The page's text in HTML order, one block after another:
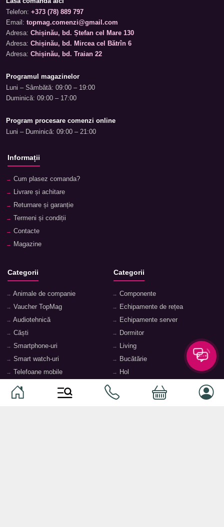
Telefon: +373 (78) 889 797
Email: topmag.comenzi@gmail.com
Adresa: Chișinău, bd. Ștefan cel Mare 130
Adresa: Chișinău, bd. Mircea cel Bătrîn 6
Adresa: Chișinău, bd. Traian 22
Programul magazinelor
Luni – Sâmbătă: 09:00 – 19:00
Duminică: 09:00 – 17:00
Program procesare comenzi online
Luni – Duminică: 09:00 – 21:00
Informații
Cum plasez comanda?
Livrare și achitare
Returnare și garanție
Termeni și condiții
Contacte
Magazine
Categorii
Animale de companie
Vaucher TopMag
Audiotehnică
Căști
Smartphone-uri
Smart watch-uri
Telefoane mobile
Ochelari inteligenți
Software
Categorii
Componente
Echipamente de rețea
Echipamente server
Dormitor
Living
Bucătărie
Hol
Cameră copii
Birou și cabinet